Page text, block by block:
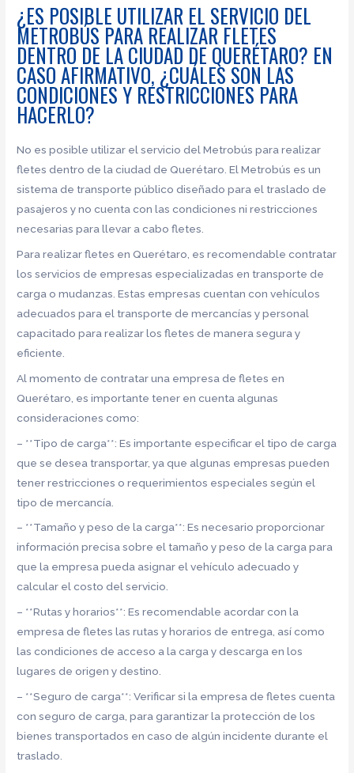
¿ES POSIBLE UTILIZAR EL SERVICIO DEL
METROBÚS PARA REALIZAR FLETES
DENTRO DE LA CIUDAD DE QUERÉTARO? EN
CASO AFIRMATIVO, ¿CUÁLES SON LAS
CONDICIONES Y RESTRICCIONES PARA
HACERLO?
No es posible utilizar el servicio del Metrobús para realizar
fletes dentro de la ciudad de Querétaro. El Metrobús es un
sistema de transporte público diseñado para el traslado de
pasajeros y no cuenta con las condiciones ni restricciones
necesarias para llevar a cabo fletes.
Para realizar fletes en Querétaro, es recomendable contratar
los servicios de empresas especializadas en transporte de
carga o mudanzas. Estas empresas cuentan con vehículos
adecuados para el transporte de mercancías y personal
capacitado para realizar los fletes de manera segura y
eficiente.
Al momento de contratar una empresa de fletes en
Querétaro, es importante tener en cuenta algunas
consideraciones como:
– **Tipo de carga**: Es importante especificar el tipo de carga
que se desea transportar, ya que algunas empresas pueden
tener restricciones o requerimientos especiales según el
tipo de mercancía.
– **Tamaño y peso de la carga**: Es necesario proporcionar
información precisa sobre el tamaño y peso de la carga para
que la empresa pueda asignar el vehículo adecuado y
calcular el costo del servicio.
– **Rutas y horarios**: Es recomendable acordar con la
empresa de fletes las rutas y horarios de entrega, así como
las condiciones de acceso a la carga y descarga en los
lugares de origen y destino.
– **Seguro de carga**: Verificar si la empresa de fletes cuenta
con seguro de carga, para garantizar la protección de los
bienes transportados en caso de algún incidente durante el
traslado.